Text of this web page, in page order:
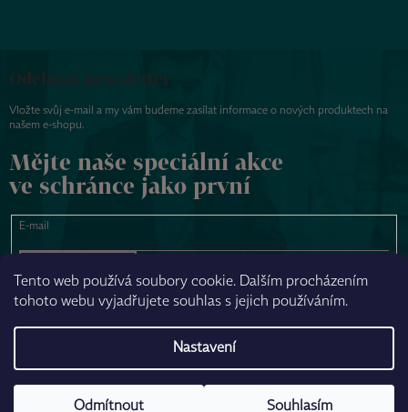
Tento web používá soubory cookie. Dalším procházením
tohoto webu vyjadřujete souhlas s jejich používáním.
Nastavení
Odmítnout Souhlasím
Odebírat newsletter
Vložte svůj e-mail a my vám budeme zasílat informace o nových produktech na
našem e-shopu.
Mějte naše speciální akce
ve schránce jako první
E-mail
NAPSAT ZPRÁVU